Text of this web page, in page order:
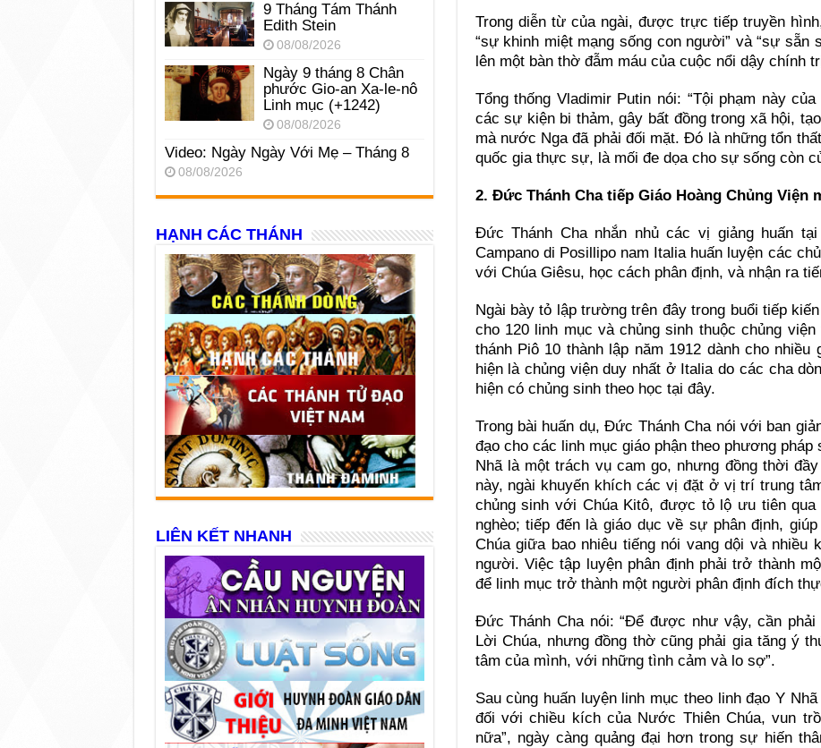
Trong diễn từ của ngài, được trực tiếp truyền
“sự khinh miệt mạng sống con người” và “sự sẵn
lên một bàn thờ đẫm máu của cuộc nổi dậy chính
Tổng thống Vladimir Putin nói: “Tội phạm này
các sự kiện bi thảm, gây bất đồng trong xã hội,
mà nước Nga đã phải đối mặt. Đó là những tổn
quốc gia thực sự, là mối đe dọa cho sự sống còn
2. Đức Thánh Cha tiếp Giáo Hoàng Chủng Viện
Đức Thánh Cha nhắn nhủ các vị giảng huấn
Campano di Posillipo nam Italia huấn luyện các
với Chúa Giêsu, học cách phân định, và nhận ra
Ngài bày tỏ lập trường trên đây trong buổi tiếp
cho 120 linh mục và chủng sinh thuộc chủng
thánh Piô 10 thành lập năm 1912 dành cho
hiện là chủng viện duy nhất ở Italia do các cha
hiện có chủng sinh theo học tại đây.
Trong bài huấn dụ, Đức Thánh Cha nói với ban
đạo cho các linh mục giáo phận theo phương pháp
Nhã là một trách vụ cam go, nhưng đồng thời
này, ngài khuyến khích các vị đặt ở vị trí trung
chủng sinh với Chúa Kitô, được tỏ lộ ưu tiên
nghèo; tiếp đến là giáo dục về sự phân định,
Chúa giữa bao nhiêu tiếng nói vang dội và nhiều
người. Việc tập luyện phân định phải trở thành
để linh mục trở thành một người phân định đích
Đức Thánh Cha nói: “Để được như vậy, cần
Lời Chúa, nhưng đồng thờ cũng phải gia tăng ý
tâm của mình, với những tình cảm và lo sợ”.
Sau cùng huấn luyện linh mục theo linh đạo Y
đối với chiều kích của Nước Thiên Chúa, vun
nữa”, ngày càng quảng đại hơn trong sự hiến
9 Tháng Tám Thánh
Edith Stein
08/08/2026
Ngày 9 tháng 8 Chân
phước Gio-an Xa-le-nô
Linh mục (+1242)
08/08/2026
Video: Ngày Ngày Với Mẹ – Tháng 8
08/08/2026
HẠNH CÁC THÁNH
LIÊN KẾT NHANH